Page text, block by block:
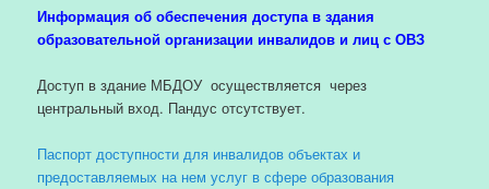
Информация об обеспечения доступа в здания
образовательной организации инвалидов и лиц с ОВЗ
Доступ в здание МБДОУ осуществляется через
центральный вход. Пандус отсутствует.
Паспорт доступности для инвалидов объектах и
предоставляемых на нем услуг в сфере образования